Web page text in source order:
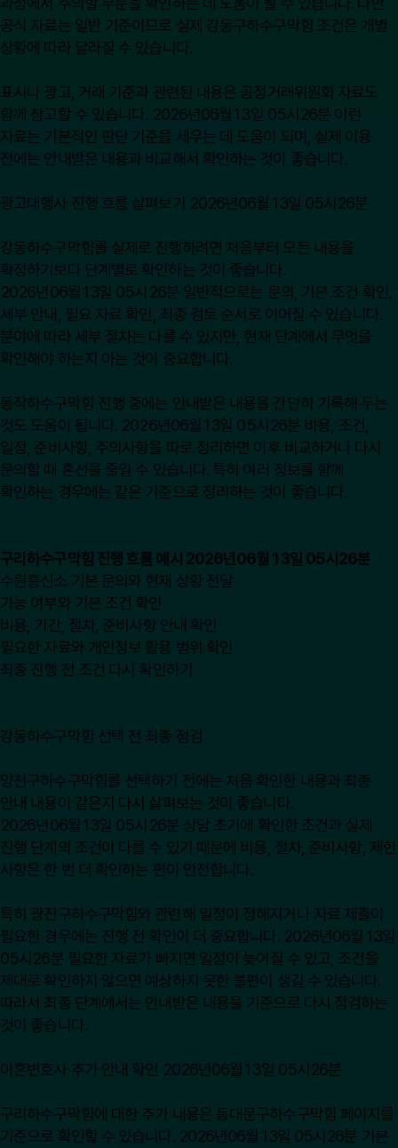
공식 자료는 일반 기준이므로 실제 강동구하수구막힘 조건은 개별
상황에 따라 달라질 수 있습니다.
표시나 광고, 거래 기준과 관련된 내용은 공정거래위원회 자료도
함께 참고할 수 있습니다. 2026년06월13일 05시26분 이런
자료는 기본적인 판단 기준을 세우는 데 도움이 되며, 실제 이용
전에는 안내받은 내용과 비교해서 확인하는 것이 좋습니다.
광고대행사 진행 흐름 살펴보기 2026년06월13일 05시26분
강동하수구막힘를 실제로 진행하려면 처음부터 모든 내용을
확정하기보다 단계별로 확인하는 것이 좋습니다.
2026년06월13일 05시26분 일반적으로는 문의, 기본 조건 확인,
세부 안내, 필요 자료 확인, 최종 검토 순서로 이어질 수 있습니다.
분야에 따라 세부 절차는 다를 수 있지만, 현재 단계에서 무엇을
확인해야 하는지 아는 것이 중요합니다.
동작하수구막힘 진행 중에는 안내받은 내용을 간단히 기록해 두는
것도 도움이 됩니다. 2026년06월13일 05시26분 비용, 조건,
일정, 준비사항, 주의사항을 따로 정리하면 이후 비교하거나 다시
문의할 때 혼선을 줄일 수 있습니다. 특히 여러 정보를 함께
확인하는 경우에는 같은 기준으로 정리하는 것이 좋습니다.
구리하수구막힘 진행 흐름 예시 2026년06월13일 05시26분
수원흥신소 기본 문의와 현재 상황 전달
가능 여부와 기본 조건 확인
비용, 기간, 절차, 준비사항 안내 확인
필요한 자료와 개인정보 활용 범위 확인
최종 진행 전 조건 다시 확인하기
강동하수구막힘 선택 전 최종 점검
양천구하수구막힘를 선택하기 전에는 처음 확인한 내용과 최종
안내 내용이 같은지 다시 살펴보는 것이 좋습니다.
2026년06월13일 05시26분 상담 초기에 확인한 조건과 실제
진행 단계의 조건이 다를 수 있기 때문에 비용, 절차, 준비사항, 제한
사항은 한 번 더 확인하는 편이 안전합니다.
특히 광진구하수구막힘와 관련해 일정이 정해지거나 자료 제출이
필요한 경우에는 진행 전 확인이 더 중요합니다. 2026년06월13일
05시26분 필요한 자료가 빠지면 일정이 늦어질 수 있고, 조건을
제대로 확인하지 않으면 예상하지 못한 불편이 생길 수 있습니다.
따라서 최종 단계에서는 안내받은 내용을 기준으로 다시 점검하는
것이 좋습니다.
이혼변호사 추가 안내 확인 2026년06월13일 05시26분
구리하수구막힘에 대한 추가 내용은 동대문구하수구막힘 페이지를
기준으로 확인할 수 있습니다. 2026년06월13일 05시26분 기본